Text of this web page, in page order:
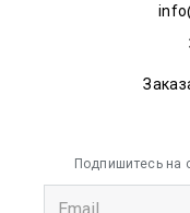
Подпишитесь на